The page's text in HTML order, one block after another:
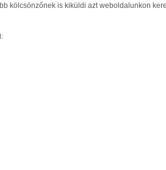
kölcsönzőnek is kiküldi azt weboldalunkon